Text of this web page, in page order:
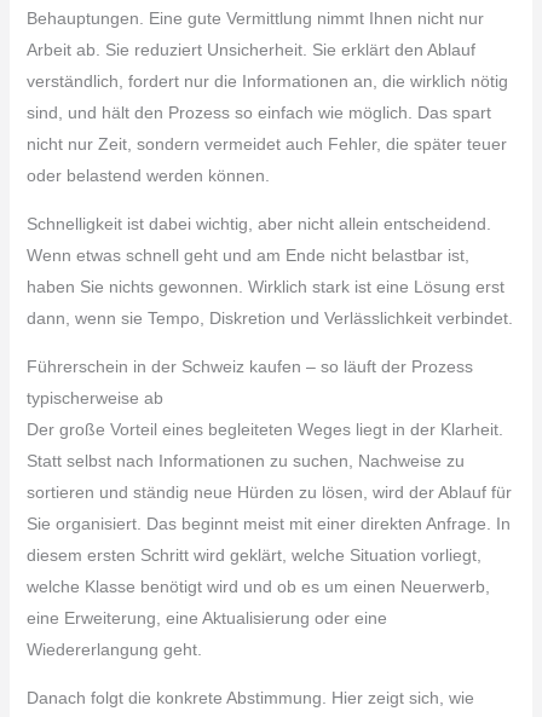
Behauptungen. Eine gute Vermittlung nimmt Ihnen nicht nur
Arbeit ab. Sie reduziert Unsicherheit. Sie erklärt den Ablauf
verständlich, fordert nur die Informationen an, die wirklich nötig
sind, und hält den Prozess so einfach wie möglich. Das spart
nicht nur Zeit, sondern vermeidet auch Fehler, die später teuer
oder belastend werden können.
Schnelligkeit ist dabei wichtig, aber nicht allein entscheidend.
Wenn etwas schnell geht und am Ende nicht belastbar ist,
haben Sie nichts gewonnen. Wirklich stark ist eine Lösung erst
dann, wenn sie Tempo, Diskretion und Verlässlichkeit verbindet.
Führerschein in der Schweiz kaufen – so läuft der Prozess
typischerweise ab
Der große Vorteil eines begleiteten Weges liegt in der Klarheit.
Statt selbst nach Informationen zu suchen, Nachweise zu
sortieren und ständig neue Hürden zu lösen, wird der Ablauf für
Sie organisiert. Das beginnt meist mit einer direkten Anfrage. In
diesem ersten Schritt wird geklärt, welche Situation vorliegt,
welche Klasse benötigt wird und ob es um einen Neuerwerb,
eine Erweiterung, eine Aktualisierung oder eine
Wiedererlangung geht.
Danach folgt die konkrete Abstimmung. Hier zeigt sich, wie